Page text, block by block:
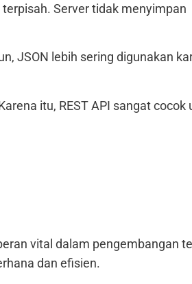
Server tidak menyimpan
JSON lebih sering digunakan
itu, REST API sangat cocok
vital dalam pengembangan
dan efisien.